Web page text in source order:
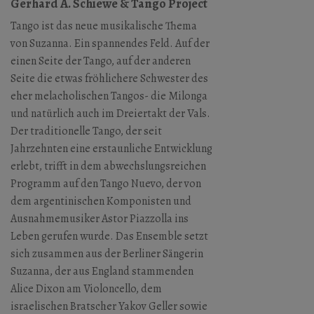
Tango ist das neue musikalische Thema
von Suzanna. Ein spannendes Feld. Auf der
einen Seite der Tango, auf der anderen
Seite die etwas fröhlichere Schwester des
eher melacholischen Tangos- die Milonga
und natürlich auch im Dreiertakt der Vals.
Der traditionelle Tango, der seit
Jahrzehnten eine erstaunliche Entwicklung
erlebt, trifft in dem abwechslungsreichen
Programm auf den Tango Nuevo, der von
dem argentinischen Komponisten und
Ausnahmemusiker Astor Piazzolla ins
Leben gerufen wurde. Das Ensemble setzt
sich zusammen aus der Berliner Sängerin
Suzanna, der aus England stammenden
Alice Dixon am Violoncello, dem
israelischen Bratscher Yakov Geller sowie